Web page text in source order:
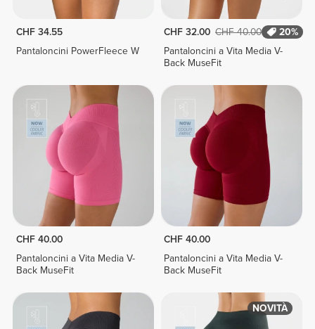
CHF 34.55
Pantaloncini PowerFleece W
CHF 32.00 CHF 40.00
20%
Pantaloncini a Vita Media V-
Back MuseFit
CHF 40.00
Pantaloncini a Vita Media V-
Back MuseFit
CHF 40.00
Pantaloncini a Vita Media V-
Back MuseFit
NOVITÀ